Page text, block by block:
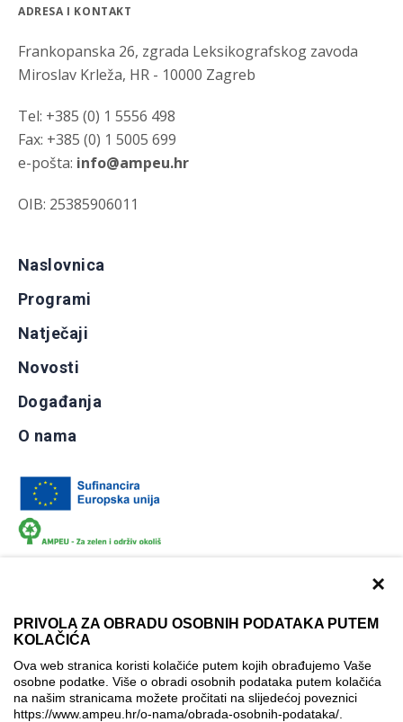
×
PRIVOLA ZA OBRADU OSOBNIH PODATAKA PUTEM
KOLAČIĆA
Ova web stranica koristi kolačiće putem kojih obrađujemo Vaše
osobne podatke. Više o obradi osobnih podataka putem kolačića
na našim stranicama možete pročitati na slijedećoj poveznici
https://www.ampeu.hr/o-nama/obrada-osobnih-podataka/
ADRESA I KONTAKT
Frankopanska 26, zgrada Leksikografskog zavoda
Miroslav Krleža, HR - 10000 Zagreb
Tel: +385 (0) 1 5556 498
Fax: +385 (0) 1 5005 699
e-pošta: info@ampeu.hr
OIB: 25385906011
Naslovnica
Programi
Natječaji
Novosti
Događanja
O nama
Izjava o pristupačnosti
Politika korištenja kolačića
Postavke kolačića